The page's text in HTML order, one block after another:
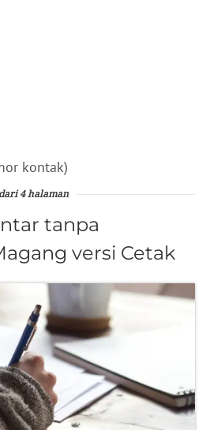
kontak)
4 halaman
tanpa
versi Cetak